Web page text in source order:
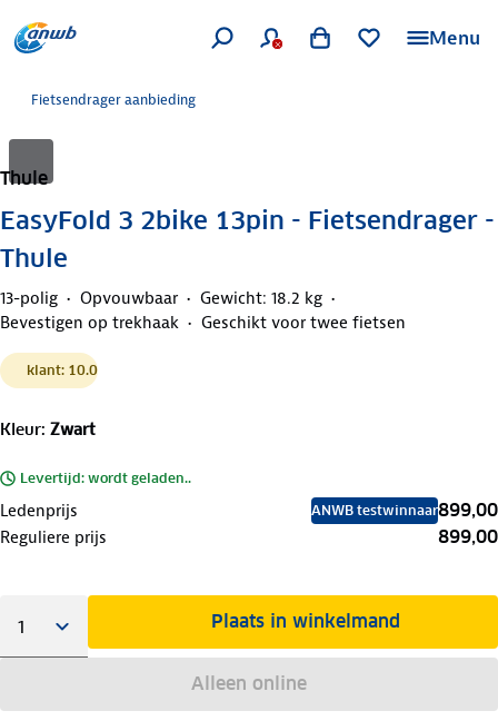
Menu
Fietsendrager aanbieding
Thule
EasyFold 3 2bike 13pin - Fietsendrager -
Thule
13-polig Opvouwbaar
Gewicht: 18.2 kg
Bevestigen op trekhaak
Geschikt voor twee fietsen
klant: 10.0
Kleur: Zwart
Levertijd: wordt geladen..
Ledenprijs ANWB testwinnaar899,00
Reguliere prijs 899,00
Plaats in winkelmand
Alleen online